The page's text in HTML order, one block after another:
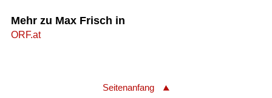
Mehr zu Max Frisch in
ORF.at
Seitenanfang